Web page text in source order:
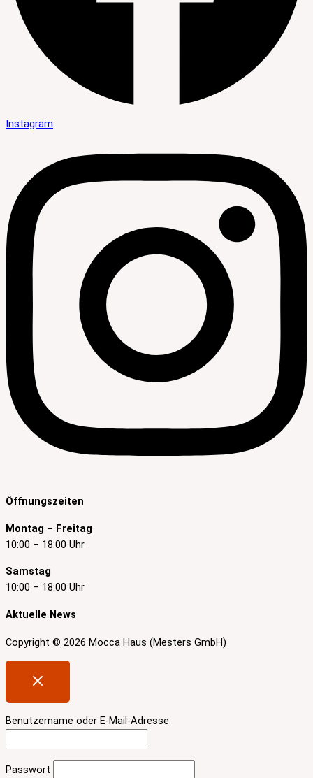
Instagram
Öffnungszeiten
Montag – Freitag
10:00 – 18:00 Uhr
Samstag
10:00 – 18:00 Uhr
Aktuelle News
Copyright © 2026 Mocca Haus (Mesters GmbH)
Benutzername oder E-Mail-Adresse
Passwort